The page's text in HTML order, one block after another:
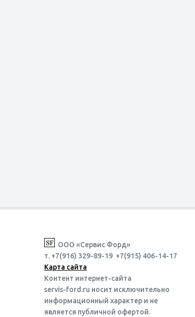
ООО «Сервис Форд»
т. +7(916) 329-89-19 +7(915) 406-14-17
Карта сайта
Контент интернет-сайта
servis-ford.ru носит исключительно
информационный характер и не
является публичной офертой.